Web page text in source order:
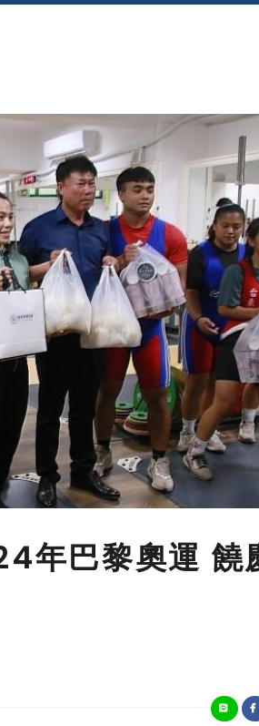
年巴黎奧運 饒